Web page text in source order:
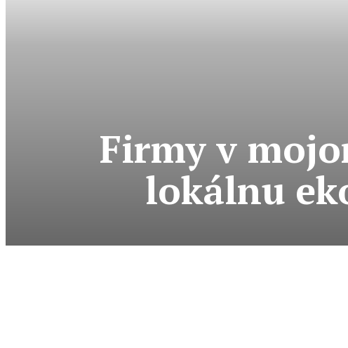
Firmy v
lokálnu